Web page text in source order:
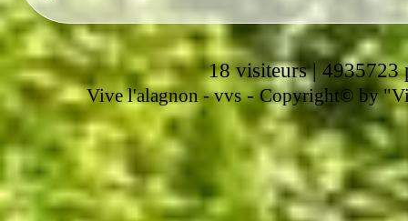
18 visiteurs | 4935723
Vive l'alagnon -vvs-Copyright© by